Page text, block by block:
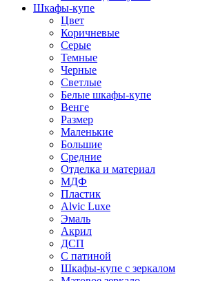
Шкафы-купе
Цвет
Коричневые
Серые
Темные
Черные
Светлые
Белые шкафы-купе
Венге
Размер
Маленькие
Большие
Средние
Отделка и материал
МДФ
Пластик
Alvic Luxe
Эмаль
Акрил
ДСП
С патиной
Шкафы-купе с зеркалом